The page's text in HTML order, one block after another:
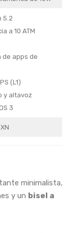
5.2
a 10 ATM
de apps de
(L1)
y altavoz
3
minimalista,
y un bisel a